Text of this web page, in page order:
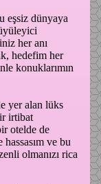
eşsiz dünyaya
her anı
hedefim her
konuklarımın
yer alan lüks
irtibat
otelde de
ve bu
olmanızı rica